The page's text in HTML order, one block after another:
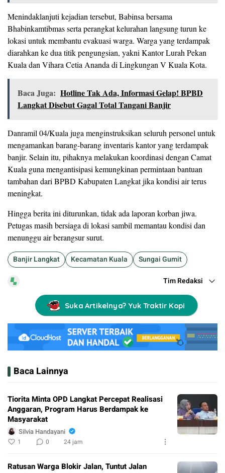
Menindaklanjuti kejadian tersebut, Babinsa bersama
Bhabinkamtibmas serta perangkat kelurahan langsung turun ke
lokasi untuk membantu evakuasi warga. Warga yang terdampak
diarahkan ke dua titik pengungsian, yakni Kantor Lurah Pekan
Kuala dan Vihara Cetia Ananda di Lingkungan V Kuala Kota.
Baca Juga: Hotline Tak Ada, Informasi Gelap! BPBD
Langkat Disebut Gagal Total Tangani Banjir
Danramil 04/Kuala juga menginstruksikan seluruh personel untuk
mengamankan barang-barang inventaris kantor yang terdampak
banjir. Selain itu, pihaknya melakukan koordinasi dengan Camat
Kuala guna mengantisipasi kemungkinan permintaan bantuan
tambahan dari BPBD Kabupaten Langkat jika kondisi air terus
meningkat.
Hingga berita ini diturunkan, tidak ada laporan korban jiwa.
Petugas masih bersiaga di lokasi sambil memantau kondisi dan
menunggu air berangsur surut.
Banjir Langkat Kecamatan Kuala Sungai Gumit
Tim Redaksi
Suka Artikelnya? Yuk Traktir Kopi
Baca Lainnya
Tiorita Minta OPD Langkat Percepat Realisasi
Anggaran, Program Harus Berdampak ke
Masyarakat
Silvia Handayani
1 0 24 jam
Ratusan Warga Blokir Jalan, Tuntut Jalan